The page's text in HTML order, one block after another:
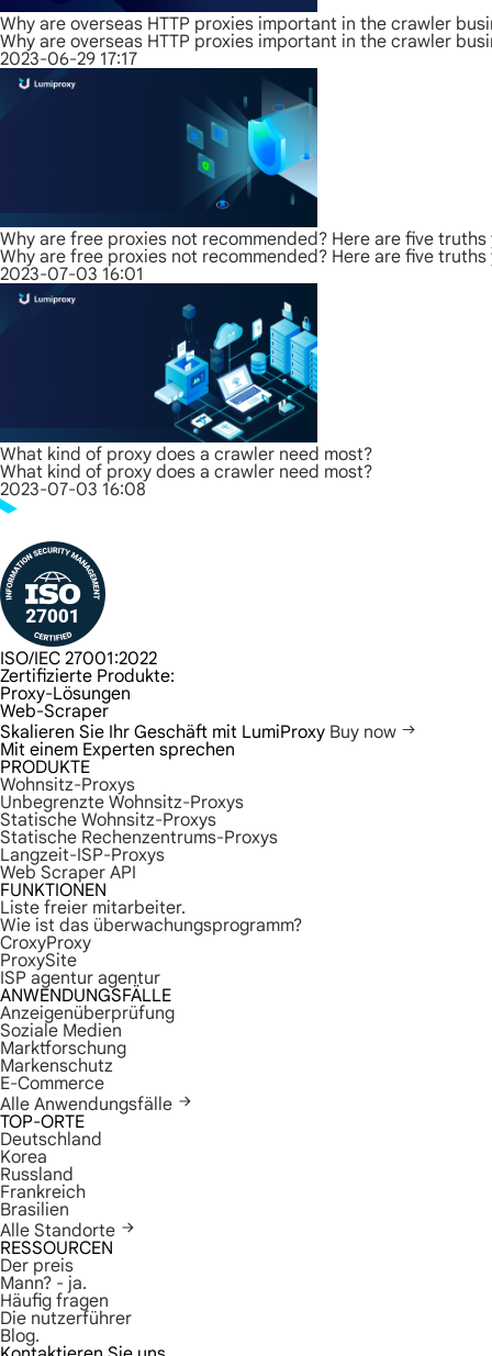
Why are overseas HTTP proxies important in the crawler
Why are overseas HTTP proxies important in the crawler
2023-06-29 17:17
Why are free proxies not recommended? Here are five truths
Why are free proxies not recommended? Here are five truths
2023-07-03 16:01
What kind of proxy does a crawler need most?
What kind of proxy does a crawler need most?
2023-07-03 16:08
ISO/IEC 27001:2022
Zertifizierte Produkte:
Proxy-Lösungen
Web-Scraper
Skalieren Sie Ihr Geschäft mit LumiProxy Buy now
Mit einem Experten sprechen
PRODUKTE
Wohnsitz-Proxys
Unbegrenzte Wohnsitz-Proxys
Statische Wohnsitz-Proxys
Statische Rechenzentrums-Proxys
Langzeit-ISP-Proxys
Web Scraper API
FUNKTIONEN
Liste freier mitarbeiter.
Wie ist das überwachungsprogramm?
CroxyProxy
ProxySite
ISP agentur agentur
ANWENDUNGSFÄLLE
Anzeigenüberprüfung
Soziale Medien
Marktforschung
Markenschutz
E-Commerce
Alle Anwendungsfälle
TOP-ORTE
Deutschland
Korea
Russland
Frankreich
Brasilien
Alle Standorte
RESSOURCEN
Der preis
Mann? - ja.
Häufig fragen
Die nutzerführer
Blog.